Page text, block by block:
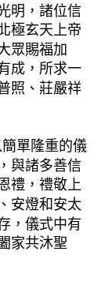
明，諸位信
極玄天上帝
眾賜福加
成，所求一
照、莊嚴祥
單隆重的儀
與諸多善信
禮，禮敬上
安燈和安太
，儀式中有
家共沐聖